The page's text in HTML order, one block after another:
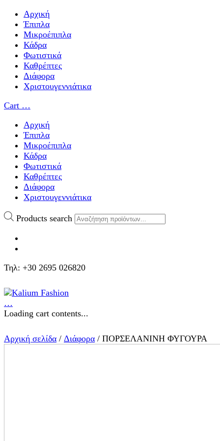
Αρχική
Έπιπλα
Μικροέπιπλα
Κάδρα
Φωτιστικά
Καθρέπτες
Διάφορα
Χριστουγεννιάτικα
Cart …
Αρχική
Έπιπλα
Μικροέπιπλα
Κάδρα
Φωτιστικά
Καθρέπτες
Διάφορα
Χριστουγεννιάτικα
Products search
Τηλ: +30 2695 026820
…
Loading cart contents...
Αρχική σελίδα / Διάφορα / ΠΟΡΣΕΛΑΝΙΝΗ ΦΥΓΟΥΡΑ